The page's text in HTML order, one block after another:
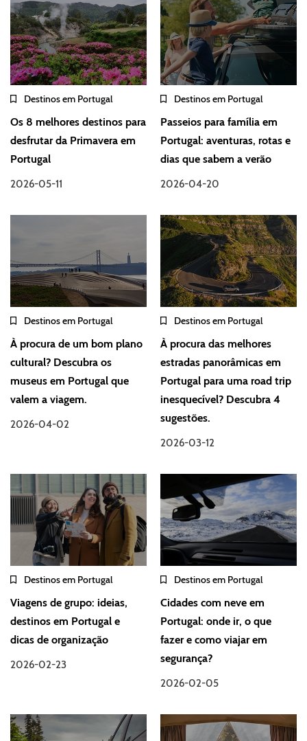
Destinos em Portugal
Os 8 melhores destinos para
desfrutar da Primavera em
Portugal
2026-05-11
Destinos em Portugal
Passeios para família em
Portugal: aventuras, rotas e
dias que sabem a verão
2026-04-20
Destinos em Portugal
À procura de um bom plano
cultural? Descubra os
museus em Portugal que
valem a viagem.
2026-04-02
Destinos em Portugal
À procura das melhores
estradas panorâmicas em
Portugal para uma road trip
inesquecível? Descubra 4
sugestões.
2026-03-12
Destinos em Portugal
Viagens de grupo: ideias,
destinos em Portugal e
dicas de organização
2026-02-23
Destinos em Portugal
Cidades com neve em
Portugal: onde ir, o que
fazer e como viajar em
segurança?
2026-02-05